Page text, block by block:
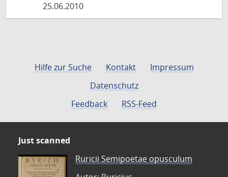
25.06.2010
Hilfe zur Suche Kontakt
Impressum
Datenschutz
Feedback
RSS-Feed
Just scanned
Ruricii Semipoetae opusculum